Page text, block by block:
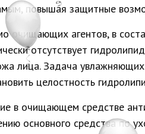
повышая защитные
очищающих агентов, в
отсутствует
лица. Задача
целостность
в очищающем средстве
основного средства по